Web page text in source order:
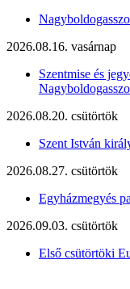
2026.08.16. vasárnap
Szentmise és
2026.08.20. csütörtök
Szent István
2026.08.27. csütörtök
Egyházmegyés
2026.09.03. csütörtök
Első csütörtöki